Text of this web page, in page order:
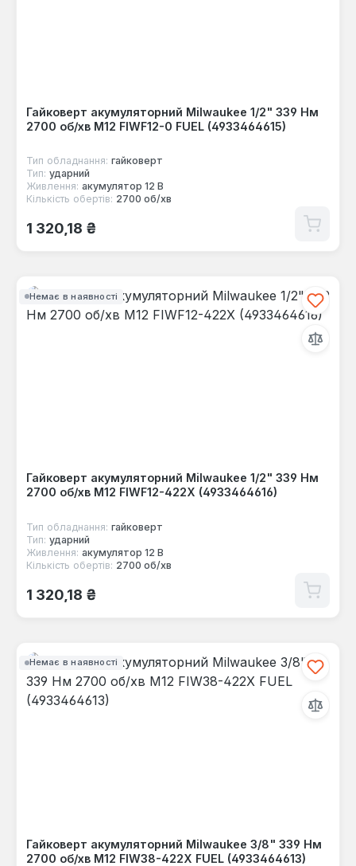
Гайковерт акумуляторний Milwaukee 1/2" 339 Нм
2700 об/хв M12 FIWF12-0 FUEL (4933464615)
Тип обладнання: гайковерт
Тип: ударний
Живлення: акумулятор 12 В
Кількість обертів: 2700 об/хв
Звичайна ціна:
1 320,18 ₴
Немає в наявності
Гайковерт акумуляторний Milwaukee 1/2" 339 Нм
2700 об/хв M12 FIWF12-422X (4933464616)
Тип обладнання: гайковерт
Тип: ударний
Живлення: акумулятор 12 В
Кількість обертів: 2700 об/хв
Звичайна ціна:
1 320,18 ₴
Немає в наявності
Гайковерт акумуляторний Milwaukee 3/8" 339 Нм
2700 об/хв M12 FIW38-422X FUEL (4933464613)